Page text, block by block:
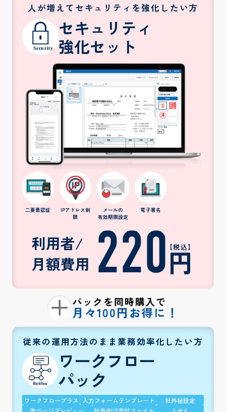
人が増えてセキュリティを強化したい方
セキュリティ
強化セット
二要素認証
IPアドレス制
限
メールの
有効期限設定
電子署名
利用者/
月額費用 220 【税込】
円
パックを同時購入で
月々100円お得に！
従来の運用方法のまま業務効率化したい方
ワークフロー
パック
ワークフロープラス 入力フォームテンプレート
社外秘設定